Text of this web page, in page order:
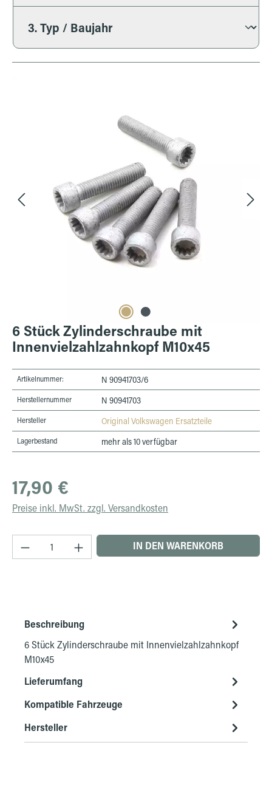
6 Stück Zylinderschraube mit
Innenvielzahlzahnkopf M10x45
Artikelnummer: N 90941703/6
Herstellernummer N 90941703
Hersteller Original Volkswagen Ersatzteile
Lagerbestand mehr als 10 verfügbar
Regulärer Preis:
17,90 €
Preise inkl. MwSt. zzgl. Versandkosten
Produkt Anzahl: Gib den gewünschten Wert
IN DEN WARENKORB
Beschreibung
6 Stück Zylinderschraube mit Innenvielzahlzahnkopf
M10x45
Lieferumfang
Kompatible Fahrzeuge
Hersteller